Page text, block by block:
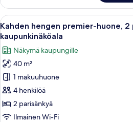
1
suuri
parisänky,
parveke,
näköala
satamaan
Avaa
kaikki
huonetyypin
Kahden
hengen
premier-
huone,
2
parisänkyä,
7
Kahden hengen premier-huone, 2
kaupunkinäköala
Näkymä kaupungille
40 m²
1 makuuhuone
4 henkilöä
2 parisänkyä
Ilmainen Wi-Fi